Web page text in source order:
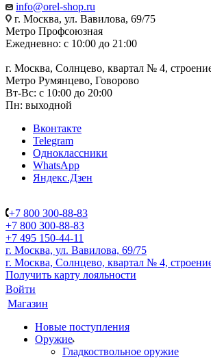
info@orel-shop.ru
г. Москва, ул. Вавилова, 69/75
Метро Профсоюзная
Ежедневно: с 10:00 до 21:00
г. Москва, Солнцево, квартал № 4,
Метро Румянцево, Говорово
Вт-Вс: с 10:00 до 20:00
Пн: выходной
Вконтакте
Telegram
Одноклассники
WhatsApp
Яндекс.Дзен
+7 800 300-88-83
+7 800 300-88-83
+7 495 150-44-11
г. Москва, ул. Вавилова, 69/75
г. Москва, Солнцево, квартал № 4,
Получить карту лояльности
Войти
Магазин
Новые поступления
Оружие
Гладкоствольное оружие